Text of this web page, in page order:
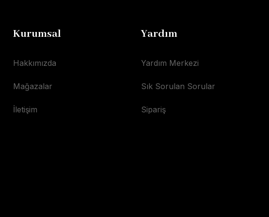
Kurumsal
Hakkımızda
Mağazalar
İletişim
Yardım
Yardım Merkezi
Sık Sorulan Sorular
Sipariş